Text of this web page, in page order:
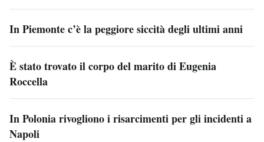
In Piemonte c’è la peggiore siccità degli ultimi anni
È stato trovato il corpo del marito di Eugenia
Roccella
In Polonia rivogliono i risarcimenti per gli incidenti a
Napoli